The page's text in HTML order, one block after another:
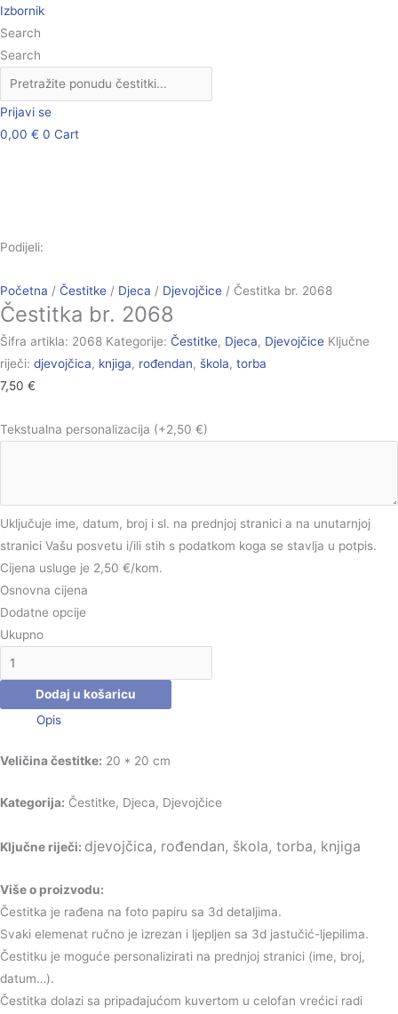
Skip
to
content
Izbornik
Search
Search
Prijavi se
0,00 € 0 Cart
Podijeli:
Početna / Čestitke / Djeca / Djevojčice / Čestitka br. 2068
Čestitka br. 2068
Šifra artikla: 2068 Kategorije: Čestitke, Djeca, Djevojčice Ključne
riječi: djevojčica, knjiga, rođendan, škola, torba
7,50 €
Tekstualna personalizacija (+2,50 €)
Uključuje ime, datum, broj i sl. na prednjoj stranici a na unutarnjoj
stranici Vašu posvetu i/ili stih s podatkom koga se stavlja u potpis.
Cijena usluge je 2,50 €/kom.
Osnovna cijena
Dodatne opcije
Ukupno
Čestitka
br.
2068
količina
Dodaj u košaricu
Opis
Veličina čestitke: 20 * 20 cm
Kategorija: Čestitke, Djeca, Djevojčice
Ključne riječi: djevojčica, rođendan, škola, torba, knjiga
Više o proizvodu:
Čestitka je rađena na foto papiru sa 3d detaljima.
Svaki elemenat ručno je izrezan i ljepljen sa 3d jastučić-ljepilima.
Čestitku je moguće personalizirati na prednjoj stranici (ime, broj,
datum…).
Čestitka dolazi sa pripadajućom kuvertom u celofan vrećici radi